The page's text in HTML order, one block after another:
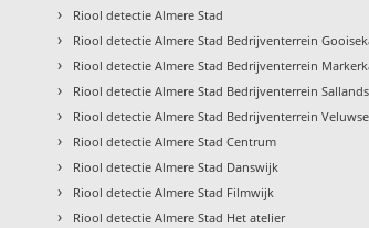
› Riool detectie Almere Stad
› Riool detectie Almere Stad Bedrijventerrein
› Riool detectie Almere Stad Bedrijventerrein
› Riool detectie Almere Stad Bedrijventerrein
› Riool detectie Almere Stad Bedrijventerrein
› Riool detectie Almere Stad Centrum
› Riool detectie Almere Stad Danswijk
› Riool detectie Almere Stad Filmwijk
› Riool detectie Almere Stad Het atelier